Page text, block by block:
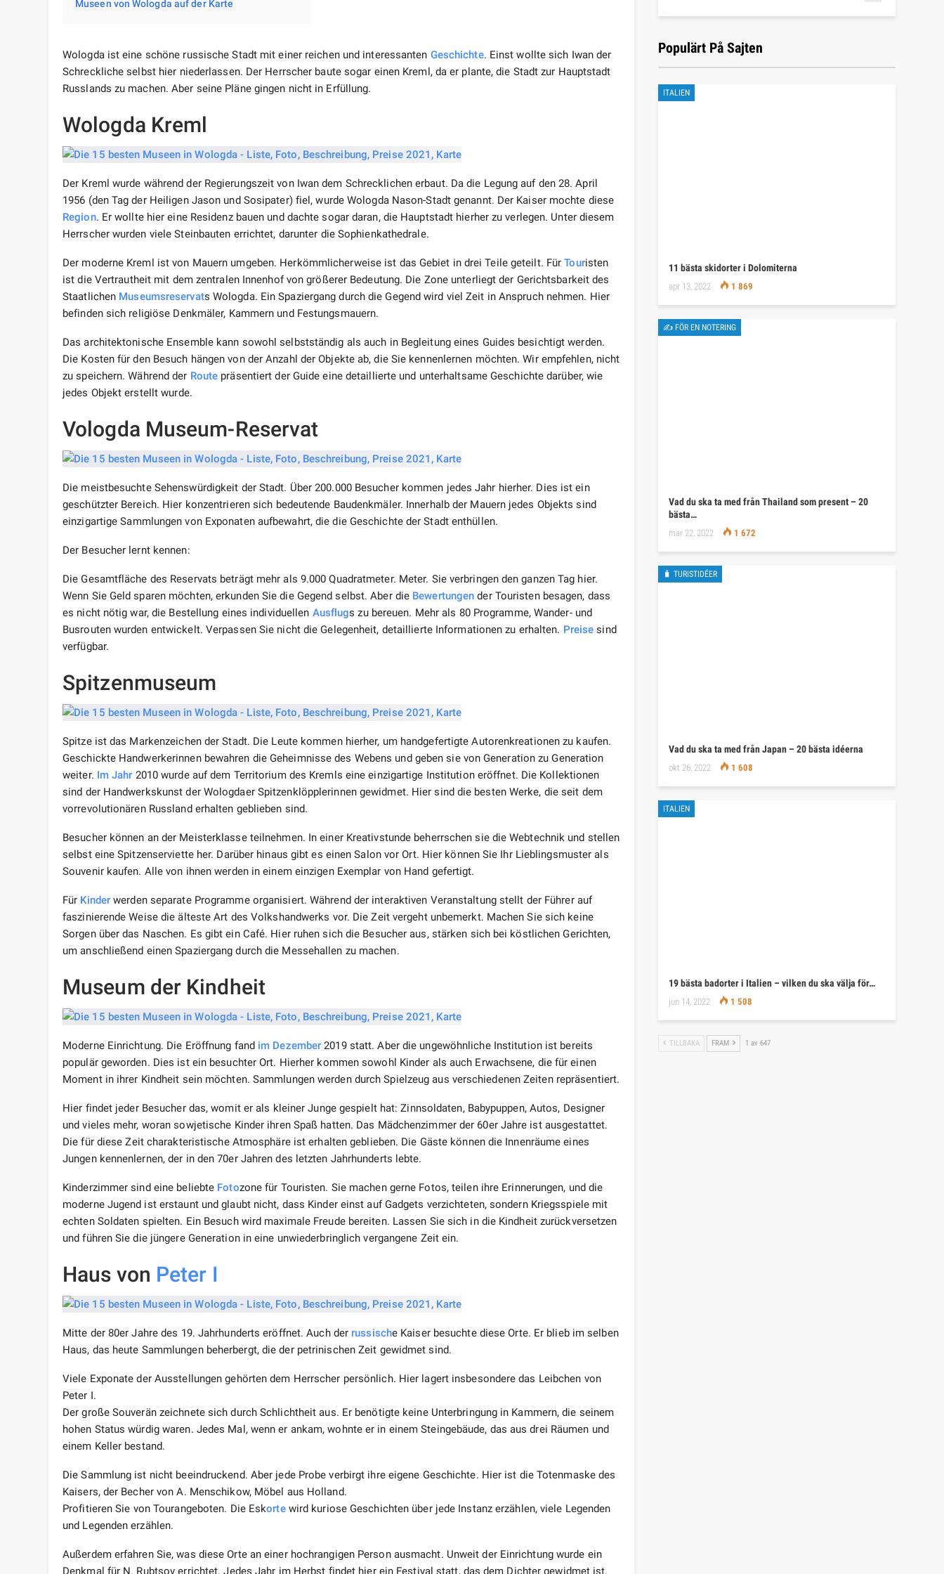
Museen von Wologda auf der Karte
Wologda ist eine schöne russische Stadt mit einer reichen und interessanten Geschichte. Einst wollte sich Iwan der
Schreckliche selbst hier niederlassen. Der Herrscher baute sogar einen Kreml, da er plante, die Stadt zur Hauptstadt
Russlands zu machen. Aber seine Pläne gingen nicht in Erfüllung.
Wologda Kreml
Der Kreml wurde während der Regierungszeit von Iwan dem Schrecklichen erbaut. Da die Legung auf den 28. April
1956 (den Tag der Heiligen Jason und Sosipater) fiel, wurde Wologda Nason-Stadt genannt. Der Kaiser mochte diese
Region. Er wollte hier eine Residenz bauen und dachte sogar daran, die Hauptstadt hierher zu verlegen. Unter diesem
Herrscher wurden viele Steinbauten errichtet, darunter die Sophienkathedrale.
Der moderne Kreml ist von Mauern umgeben. Herkömmlicherweise ist das Gebiet in drei Teile geteilt. FürTouristen
ist die Vertrautheit mit dem zentralen Innenhof von größerer Bedeutung. Die Zone unterliegt der Gerichtsbarkeit des
Staatlichen Museumsreservats Wologda. Ein Spaziergang durch die Gegend wird viel Zeit in Anspruch nehmen. Hier
befinden sich religiöse Denkmäler, Kammern und Festungsmauern.
Das architektonische Ensemble kann sowohl selbstständig als auch in Begleitung eines Guides besichtigt werden.
Die Kosten für den Besuch hängen von der Anzahl der Objekte ab, die Sie kennenlernen möchten. Wir empfehlen, nicht
zu speichern. Während der Route präsentiert der Guide eine detaillierte und unterhaltsame Geschichte darüber, wie
jedes Objekt erstellt wurde.
Vologda Museum-Reservat
Die meistbesuchte Sehenswürdigkeit der Stadt. Über 200.000 Besucher kommen jedes Jahr hierher. Dies ist ein
geschützter Bereich. Hier konzentrieren sich bedeutende Baudenkmäler. Innerhalb der Mauern jedes Objekts sind
einzigartige Sammlungen von Exponaten aufbewahrt, die die Geschichte der Stadt enthüllen.
Der Besucher lernt kennen:
Die Gesamtfläche des Reservats beträgt mehr als 9.000 Quadratmeter. Meter. Sie verbringen den ganzen Tag hier.
Wenn Sie Geld sparen möchten, erkunden Sie die Gegend selbst. Aber die Bewertungen der Touristen besagen, dass
es nicht nötig war, die Bestellung eines individuellen Ausflugs zu bereuen. Mehr als 80 Programme, Wander- und
Busrouten wurden entwickelt. Verpassen Sie nicht die Gelegenheit, detaillierte Informationen zu erhalten. Preise sind
verfügbar.
Spitzenmuseum
Spitze ist das Markenzeichen der Stadt. Die Leute kommen hierher, um handgefertigte Autorenkreationen zu kaufen.
Geschickte Handwerkerinnen bewahren die Geheimnisse des Webens und geben sie von Generation zu Generation
weiter. Im Jahr 2010 wurde auf dem Territorium des Kremls eine einzigartige Institution eröffnet. Die Kollektionen
sind der Handwerkskunst der Wologdaer Spitzenklöpplerinnen gewidmet. Hier sind die besten Werke, die seit dem
vorrevolutionären Russland erhalten geblieben sind.
Besucher können an der Meisterklasse teilnehmen. In einer Kreativstunde beherrschen sie die Webtechnik und stellen
selbst eine Spitzenserviette her. Darüber hinaus gibt es einen Salon vor Ort. Hier können Sie Ihr Lieblingsmuster als
Souvenir kaufen. Alle von ihnen werden in einem einzigen Exemplar von Hand gefertigt.
Für Kinder werden separate Programme organisiert. Während der interaktiven Veranstaltung stellt der Führer auf
faszinierende Weise die älteste Art des Volkshandwerks vor. Die Zeit vergeht unbemerkt. Machen Sie sich keine
Sorgen über das Naschen. Es gibt ein Café. Hier ruhen sich die Besucher aus, stärken sich bei köstlichen Gerichten,
um anschließend einen Spaziergang durch die Messehallen zu machen.
Museum der Kindheit
Moderne Einrichtung. Die Eröffnung fand im Dezember 2019 statt. Aber die ungewöhnliche Institution ist bereits
populär geworden. Dies ist ein besuchter Ort. Hierher kommen sowohl Kinder als auch Erwachsene, die für einen
Moment in ihrer Kindheit sein möchten. Sammlungen werden durch Spielzeug aus verschiedenen Zeiten repräsentiert.
Hier findet jeder Besucher das, womit er als kleiner Junge gespielt hat: Zinnsoldaten, Babypuppen, Autos, Designer
und vieles mehr, woran sowjetische Kinder ihren Spaß hatten. Das Mädchenzimmer der 60er Jahre ist ausgestattet.
Die für diese Zeit charakteristische Atmosphäre ist erhalten geblieben. Die Gäste können die Innenräume eines
Jungen kennenlernen, der in den 70er Jahren des letzten Jahrhunderts lebte.
Kinderzimmer sind eine beliebte Fotozone für Touristen. Sie machen gerne Fotos, teilen ihre Erinnerungen, und die
moderne Jugend ist erstaunt und glaubt nicht, dass Kinder einst auf Gadgets verzichteten, sondern Kriegsspiele mit
echten Soldaten spielten. Ein Besuch wird maximale Freude bereiten. Lassen Sie sich in die Kindheit zurückversetzen
und führen Sie die jüngere Generation in eine unwiederbringlich vergangene Zeit ein.
Haus von Peter I
Mitte der 80er Jahre des 19. Jahrhunderts eröffnet. Auch der russische Kaiser besuchte diese Orte. Er blieb im selben
Haus, das heute Sammlungen beherbergt, die der petrinischen Zeit gewidmet sind.
Viele Exponate der Ausstellungen gehörten dem Herrscher persönlich. Hier lagert insbesondere das Leibchen von
Peter I.
Der große Souverän zeichnete sich durch Schlichtheit aus. Er benötigte keine Unterbringung in Kammern, die seinem
hohen Status würdig waren. Jedes Mal, wenn er ankam, wohnte er in einem Steingebäude, das aus drei Räumen und
einem Keller bestand.
Die Sammlung ist nicht beeindruckend. Aber jede Probe verbirgt ihre eigene Geschichte. Hier ist die Totenmaske des
Kaisers, der Becher von A. Menschikow, Möbel aus Holland.
Profitieren Sie von Tourangeboten. Die Eskortewird kuriose Geschichten über jede Instanz erzählen, viele Legenden
und Legenden erzählen.
Außerdem erfahren Sie, was diese Orte an einer hochrangigen Person ausmacht. Unweit der Einrichtung wurde ein
Denkmal für N. Rubtsov errichtet. Jedes Jahr im Herbst findet hier ein Festival statt, das dem Dichter gewidmet ist.
Populärt På Sajten
ITALIEN
11 bästa skidorter i Dolomiterna
apr 13, 2022 1 869
✍ FÖR EN NOTERING
Vad du ska ta med från Thailand som present – 20
bästa…
mar 22, 2022 1 672
🧳 TURISTIDÉER
Vad du ska ta med från Japan – 20 bästa idéerna
okt 26, 2022 1 608
ITALIEN
19 bästa badorter i Italien – vilken du ska välja för…
jun 14, 2022 1 508
TILLBAKA FRAM 1 av 647